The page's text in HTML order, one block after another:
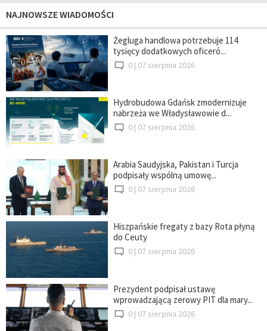
NAJNOWSZE WIADOMOŚCI
Żegluga handlowa potrzebuje 114
tysięcy dodatkowych oficeró...
0 | 07 sierpnia 2026
Hydrobudowa Gdańsk zmodernizuje
nabrzeża we Władysławowie d...
0 | 07 sierpnia 2026
Arabia Saudyjska, Pakistan i Turcja
podpisały wspólną umowę...
0 | 07 sierpnia 2026
Hiszpańskie fregaty z bazy Rota płyną
do Ceuty
0 | 07 sierpnia 2026
Prezydent podpisał ustawę
wprowadzającą zerowy PIT dla mary...
0 | 07 sierpnia 2026